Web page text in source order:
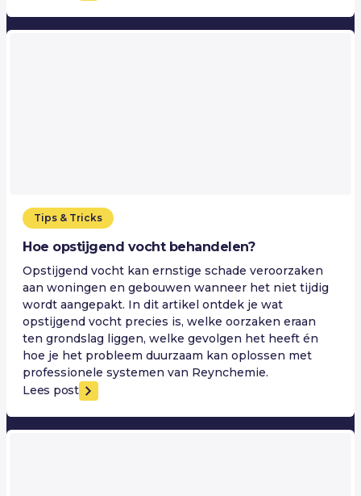
Tips & Tricks
Hoe opstijgend vocht behandelen?
Opstijgend vocht kan ernstige schade veroorzaken
aan woningen en gebouwen wanneer het niet tijdig
wordt aangepakt. In dit artikel ontdek je wat
opstijgend vocht precies is, welke oorzaken eraan
ten grondslag liggen, welke gevolgen het heeft én
hoe je het probleem duurzaam kan oplossen met
professionele systemen van Reynchemie.
Lees post